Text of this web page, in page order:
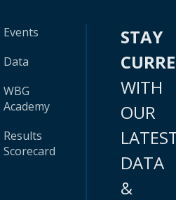
Events
Data
WBG
Academy
Results
Scorecard
STAY
WITH
OUR
DATA
&